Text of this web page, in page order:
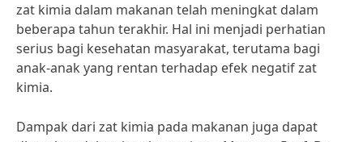
zat kimia dalam makanan telah meningkat dalam
beberapa tahun terakhir. Hal ini menjadi perhatian
serius bagi kesehatan masyarakat, terutama bagi
anak-anak yang rentan terhadap efek negatif zat
kimia.
Dampak dari zat kimia pada makanan juga dapat